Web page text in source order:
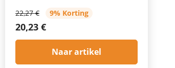
22,27 € 9% Korting
20,23 €
Naar artikel